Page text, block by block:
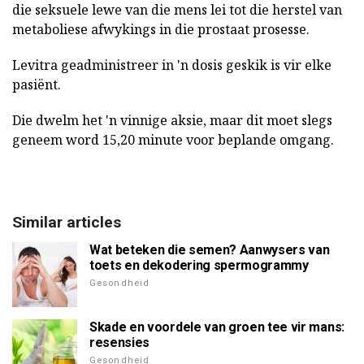
die seksuele lewe van die mens lei tot die herstel van
metaboliese afwykings in die prostaat prosesse.
Levitra geadministreer in 'n dosis geskik is vir elke
pasiënt.
Die dwelm het 'n vinnige aksie, maar dit moet slegs
geneem word 15,20 minute voor beplande omgang.
Similar articles
Wat beteken die semen? Aanwysers van
toets en dekodering spermogrammy
Gesondheid
Skade en voordele van groen tee vir mans:
resensies
Gesondheid